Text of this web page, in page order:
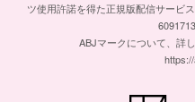
ツ使用許諾を得た正規版配信サービ
ABJマークについて、詳